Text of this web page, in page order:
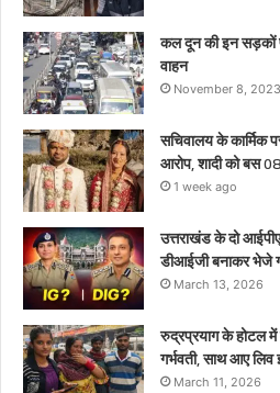
कल दून की इन सड़कों
वाहन
November 8, 2023
सचिवालय के कार्मिक
आरोप, शादी को बस
1 week ago
उत्तराखंड के दो
डीआईजी बनाकर भेजे
March 13, 2026
रुद्रप्रयाग के होटल में
गर्भवती, साथ आए लिव
March 11, 2026